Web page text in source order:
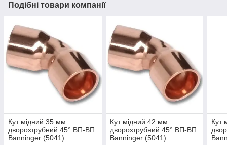
Подібні товари компанії
Кут мідний 35 мм
дворозтрубний 45° ВП-ВП
Banninger (5041)
Кут мідний 42 мм
дворозтрубний 45° ВП-ВП
Banninger (5041)
Кут